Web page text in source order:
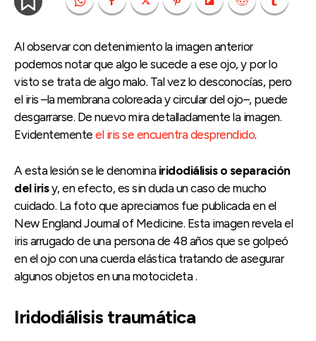
Al observar con detenimiento la imagen anterior
podemos notar que algo le sucede a ese ojo, y por lo
visto se trata de algo malo. Tal vez lo desconocías, pero
el iris –la membrana coloreada y circular del ojo–, puede
desgarrarse. De nuevo mira detalladamente la imagen.
Evidentemente el iris se encuentra desprendido.
A esta lesión se le denomina iridodiálisis o separación
del irisy, en efecto, es sin duda un caso de mucho
cuidado. La foto que apreciamos fue publicada en el
New England Journal of Medicine. Esta imagen revela el
iris arrugado de una persona de 48 años que se golpeó
en el ojo con una cuerda elástica tratando de asegurar
algunos objetos en una motocicleta .
Iridodiálisis traumática